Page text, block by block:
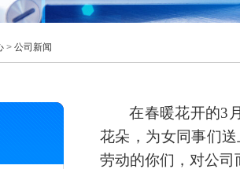
> 公司新闻
在春暖花开的3
花朵 ， 为女同事们
劳动的你们， 对公司